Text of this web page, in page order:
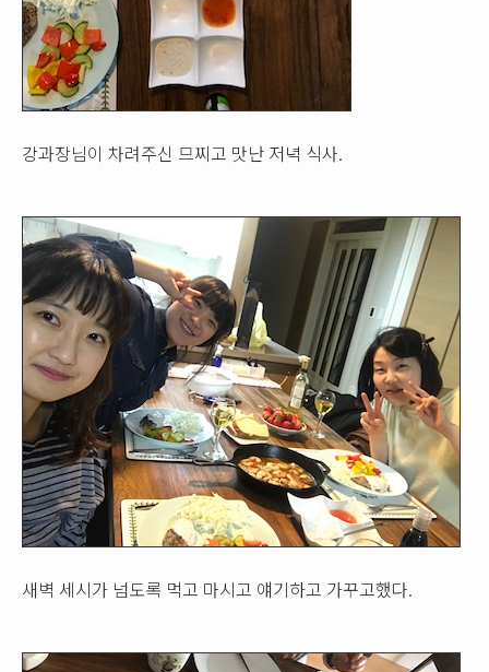
강과장님이 차려주신 므찌고 맛난 저녁 식사.
새벽 세시가 넘도록 먹고 마시고 얘기하고 가꾸고했다.